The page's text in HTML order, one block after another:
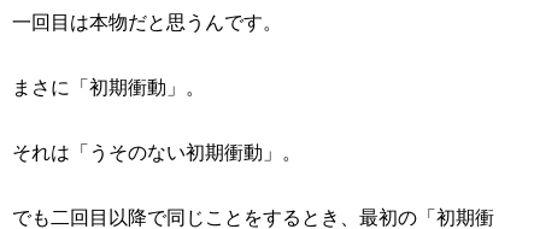
一回目は本物だと思うんです。
まさに「初期衝動」。
それは「うそのない初期衝動」。
でも二回目以降で同じことをするとき、最初の「初期衝